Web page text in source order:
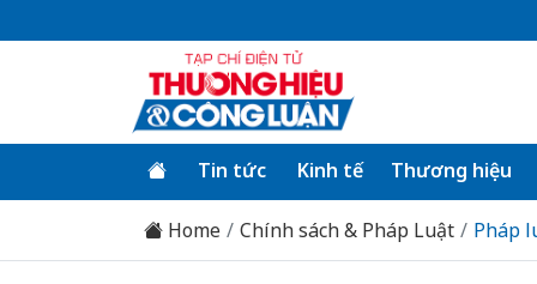
Tin tức Kinh tế Thương hiệu
Home Chính sách & Pháp Luật Pháp